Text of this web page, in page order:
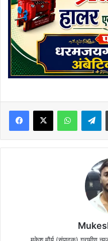
Facebook
X
मुकेश मौर्य (संपादक) ग्रामीण